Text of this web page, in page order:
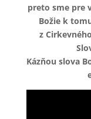
preto sme pre
Božie k
z
Kázňou slova